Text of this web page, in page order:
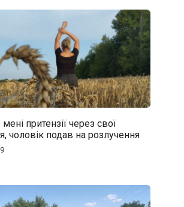
притензії через свої
чоловік подав на розлучення